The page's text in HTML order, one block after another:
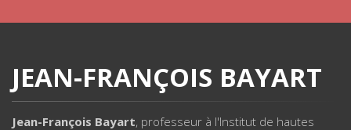
JEAN-FRANÇOIS BAYART
Jean-François Bayart, professeur à l'Institut de hautes